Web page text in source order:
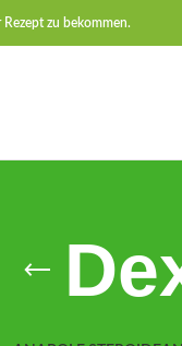
Rezept zu bekommen.